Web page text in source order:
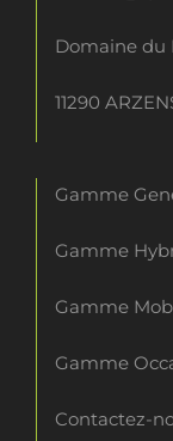
Domaine du
11290
Gamme
Gamme
Gamme
Gamme
Contactez-